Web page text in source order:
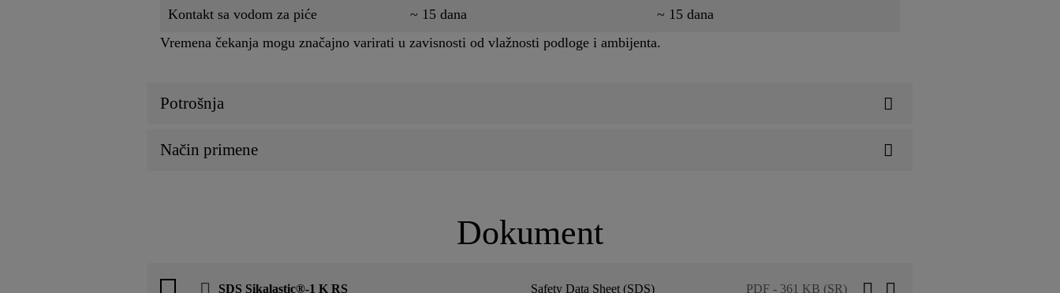
Kontakt sa vodom za piće ~ 15 dana
~ 15 dana
Vremena čekanja mogu značajno varirati u zavisnosti od vlažnosti podloge i ambijenta.
Potrošnja
Način primene
Dokument
SDS Sikalastic®-1 K RS Safety Data Sheet (SDS) PDF - 361 KB (SR)